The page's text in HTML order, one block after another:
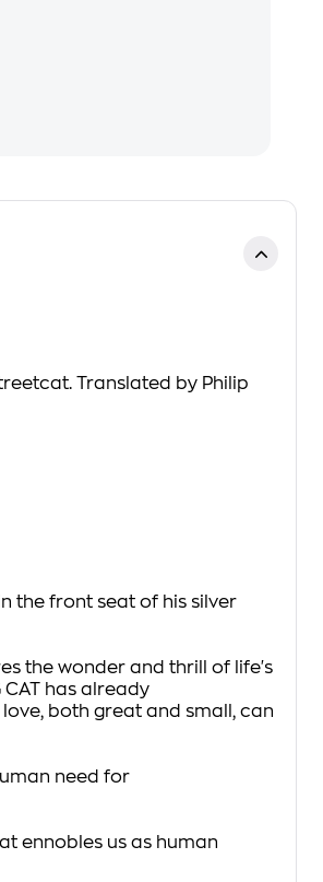
Translated by Philip
the front seat of his silver
the wonder and thrill of life's
has already
both great and small, can
need for
ennobles us as human